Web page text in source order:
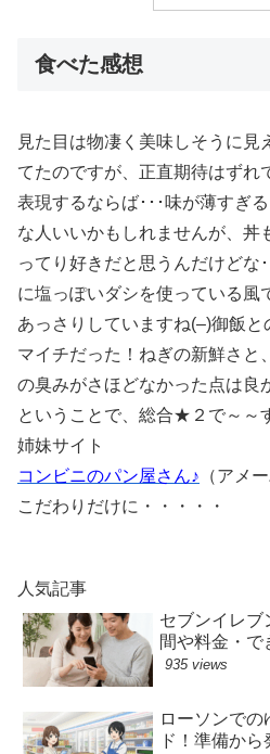
食べた感想
見た目は物凄く美味しそうに見
てたのですが、正直期待はずれ
表現するならば･･･味が薄すぎ
な人いいかもしれませんが、丼
ってり好きだと思うんだけどな
に塩っぽいダシを使っている風
あっさりしていますね(–)御飯と
マイチだった！ねぎの新鮮さと
の臭みがさほどなかった点は良
ということで、総合★２で～～
姉妹サイト
コンビニのパン屋さん♪ （アメ
こだわりだけに・・・・・
人気記事
セブンイレブ
間や料金・で
935 views
ローソンでの
ド！準備か